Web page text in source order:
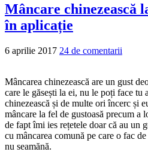
Mâncare chinezească
în aplicație
6 aprilie 2017 24 de comentarii
Mâncarea chinezească are un gust
care le găsești la ei, nu le poți face tu
chinezească și de multe ori încerc și
mâncare la fel de gustoasă precum a
de fapt îmi ies rețetele doar că au un
cu mâncarea comună pe care o fac
nu seamănă.